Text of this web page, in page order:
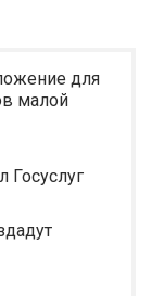
для
малой
Госуслуг